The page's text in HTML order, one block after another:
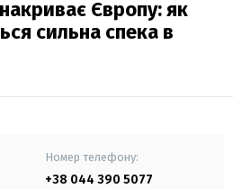
Європу: як
сильна спека в
Номер телефону:
+38 044 390 5077